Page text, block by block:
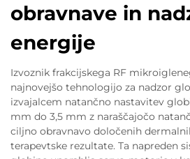
obravnave in
energije
Izvoznik frakcijskega RF
najnovejšo tehnologijo za nadzor
izvajalcem natančno nastavitev
mm do 3,5 mm z naraščajočo
ciljno obravnavo določenih
terapevtske rezultate. Ta napreden